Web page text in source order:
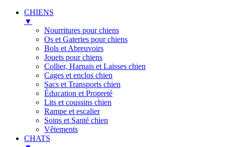
CHIENS
▼
Nourritures pour chiens
Os et Gateries pour chiens
Bols et Abreuvoirs
Jouets pour chiens
Collier, Harnais et Laisses chien
Cages et enclos chien
Sacs et Transports chien
Éducation et Propreté
Lits et coussins chien
Rampe et escalier
Soins et Santé chien
Vêtements
CHATS